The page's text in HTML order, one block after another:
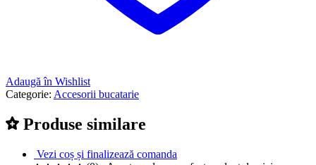
Adaugă în Wishlist
Categorie: Accesorii bucatarie
Produse similare
Vezi coș și finalizează comanda